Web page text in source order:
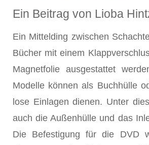
Ein Beitrag von Lioba
Ein Mittelding zwischen
Bücher mit einem
Magnetfolie ausgestattet
Modelle können als Buchhülle
lose Einlagen dienen. Unter
auch die Außenhülle und das
Die Befestigung für die DVD